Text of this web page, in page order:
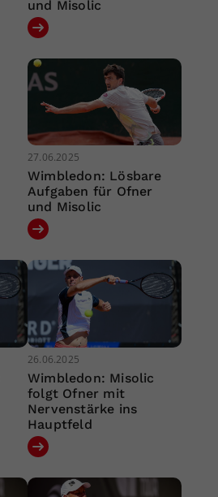
und Misolic
27.06.2025
Wimbledon: Lösbare
Aufgaben für Ofner
und Misolic
26.06.2025
Wimbledon: Misolic
folgt Ofner mit
Nervenstärke ins
Hauptfeld